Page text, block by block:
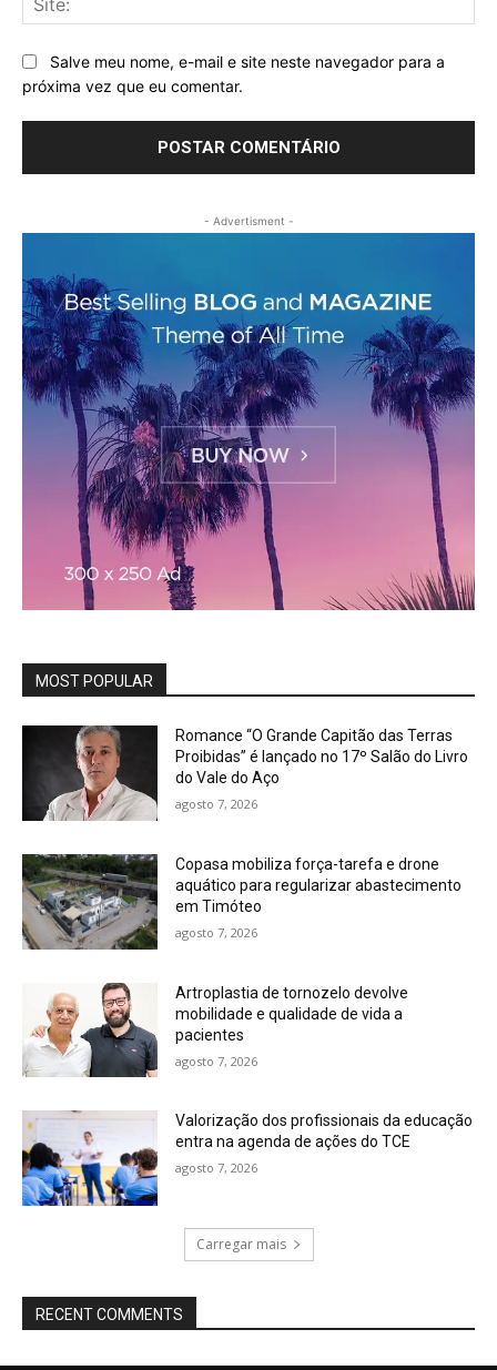
Salve meu nome, e-mail e site neste navegador para a
próxima vez que eu comentar.
- Advertisment -
MOST POPULAR
Romance “O Grande Capitão das Terras
Proibidas” é lançado no 17º Salão do Livro
do Vale do Aço
agosto 7, 2026
Copasa mobiliza força-tarefa e drone
aquático para regularizar abastecimento
em Timóteo
agosto 7, 2026
Artroplastia de tornozelo devolve
mobilidade e qualidade de vida a
pacientes
agosto 7, 2026
Valorização dos profissionais da educação
entra na agenda de ações do TCE
agosto 7, 2026
Carregar mais
RECENT COMMENTS